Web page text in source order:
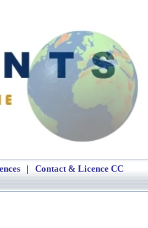
| Contact & Licence CC